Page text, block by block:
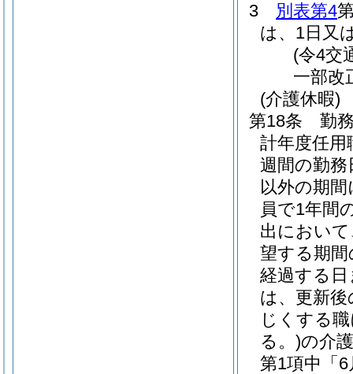
3
別表第4
は、1日又
(令4交
一部改
(介護休暇)
第18条
勤
計年度任用
週間の勤
以外の期
員で1年間
出におい
望する期
経過する
は、更新
じくする
る。)の介
第1項中「